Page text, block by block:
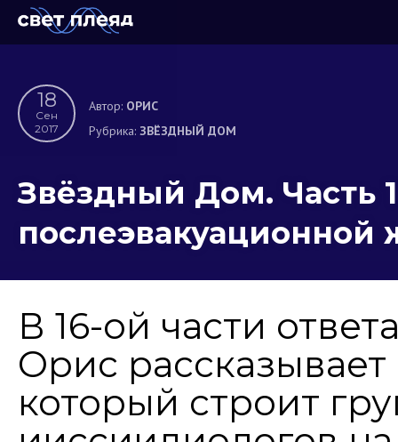
18
Сен
2017
Автор: ОРИС
Рубрика: ЗВЁЗДНЫЙ ДОМ
Звёздный Дом. Часть
послеэвакуационной
В 16-ой части
Орис
который строит